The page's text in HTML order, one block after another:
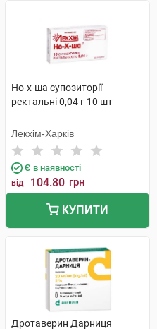
Но-х-ша супозиторії
ректальні 0,04 г 10 шт
Лекхім-Харків
Є в наявності
від 104.80 грн
КУПИТИ
Дротаверин Дарниця